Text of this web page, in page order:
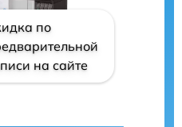
по
на сайте